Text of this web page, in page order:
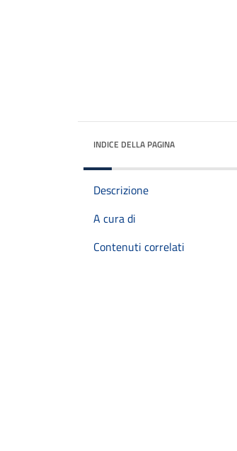
INDICE DELLA PAGINA
Descrizione
A cura di
Contenuti correlati